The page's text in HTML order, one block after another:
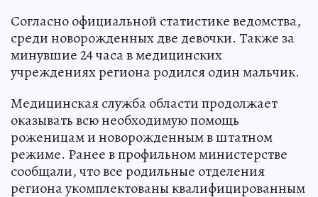
Согласно официальной статистике ведомства,
среди новорожденных две девочки. Также за
минувшие 24 часа в медицинских
учреждениях региона родился один мальчик.
Медицинская служба области продолжает
оказывать всю необходимую помощь
роженицам и новорожденным в штатном
режиме. Ранее в профильном министерстве
сообщали, что все родильные отделения
региона укомплектованы квалифицированным